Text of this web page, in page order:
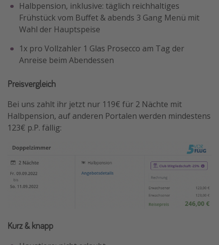
Halbpension, inklusive: täglich reichhaltiges
Frühstück vom Buffet & abends 3 Gang Menü mit
Wahl der Hauptspeise
1x pro Vollzahler 1 Glas Prosecco am Tag der
Anreise beim Abendessen
Preisvergleich
Bei uns zahlt ihr jetzt nur 119€ für 2 Nächte mit
Halbpension, auf anderen Portalen werden mindestens
123€ p.P. fällig:
Kurz & knapp